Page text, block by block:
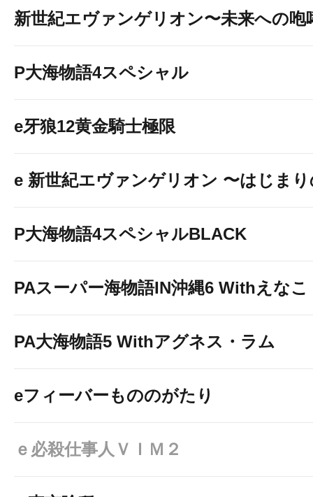
新世紀エヴァンゲリオン〜未来への咆
P大海物語4スペシャル
e牙狼12黄金騎士極限
e 新世紀エヴァンゲリオン 〜はじま
P大海物語4スペシャルBLACK
PAスーパー海物語IN沖縄6 Withえなこ
PA大海物語5 Withアグネス・ラム
eフィーバーもののがたり
ｅ必殺仕事人ＶＩＭ２